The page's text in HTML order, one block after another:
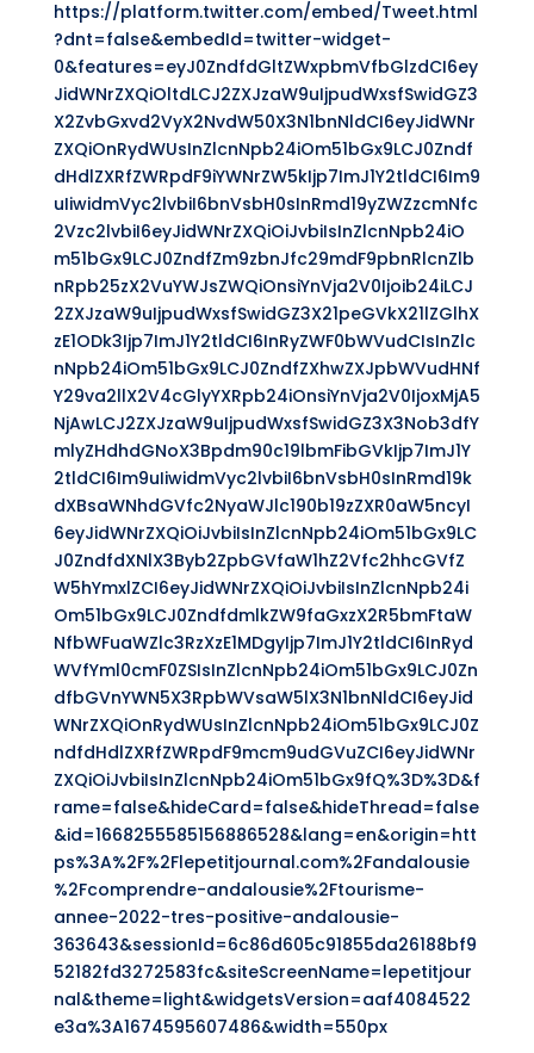
https://platform.twitter.com/embed/Tweet.html
?dnt=false&embedId=twitter-widget-
0&features=eyJ0ZndfdGltZWxpbmVfbGlzdCI6ey
JidWNrZXQiOltdLCJ2ZXJzaW9uIjpudWxsfSwidGZ3
X2ZvbGxvd2VyX2NvdW50X3N1bnNldCI6eyJidWNr
ZXQiOnRydWUsInZlcnNpb24iOm51bGx9LCJ0Zndf
dHdlZXRfZWRpdF9iYWNrZW5kIjp7ImJ1Y2tldCI6Im9
uIiwidmVyc2lvbiI6bnVsbH0sInRmd19yZWZzcmNfc
2Vzc2lvbiI6eyJidWNrZXQiOiJvbiIsInZlcnNpb24iO
m51bGx9LCJ0ZndfZm9zbnJfc29mdF9pbnRlcnZlb
nRpb25zX2VuYWJsZWQiOnsiYnVja2V0Ijoib24iLCJ
2ZXJzaW9uIjpudWxsfSwidGZ3X21peGVkX21lZGlhX
zE1ODk3Ijp7ImJ1Y2tldCI6InRyZWF0bWVudCIsInZlc
nNpb24iOm51bGx9LCJ0ZndfZXhwZXJpbWVudHNf
Y29va2llX2V4cGlyYXRpb24iOnsiYnVja2V0IjoxMjA5
NjAwLCJ2ZXJzaW9uIjpudWxsfSwidGZ3X3Nob3dfY
mlyZHdhdGNoX3Bpdm90c19lbmFibGVkIjp7ImJ1Y
2tldCI6Im9uIiwidmVyc2lvbiI6bnVsbH0sInRmd19k
dXBsaWNhdGVfc2NyaWJlc190b19zZXR0aW5ncyI
6eyJidWNrZXQiOiJvbiIsInZlcnNpb24iOm51bGx9LC
J0ZndfdXNlX3Byb2ZpbGVfaW1hZ2Vfc2hhcGVfZ
W5hYmxlZCI6eyJidWNrZXQiOiJvbiIsInZlcnNpb24i
Om51bGx9LCJ0ZndfdmlkZW9faGxzX2R5bmFtaW
NfbWFuaWZlc3RzXzE1MDgyIjp7ImJ1Y2tldCI6InRyd
WVfYml0cmF0ZSIsInZlcnNpb24iOm51bGx9LCJ0Zn
dfbGVnYWN5X3RpbWVsaW5lX3N1bnNldCI6eyJid
WNrZXQiOnRydWUsInZlcnNpb24iOm51bGx9LCJ0Z
ndfdHdlZXRfZWRpdF9mcm9udGVuZCI6eyJidWNr
ZXQiOiJvbiIsInZlcnNpb24iOm51bGx9fQ%3D%3D&f
rame=false&hideCard=false&hideThread=false
&id=1668255585156886528&lang=en&origin=htt
ps%3A%2F%2Flepetitjournal.com%2Fandalousie
%2Fcomprendre-andalousie%2Ftourisme-
annee-2022-tres-positive-andalousie-
363643&sessionId=6c86d605c91855da26188bf9
52182fd3272583fc&siteScreenName=lepetitjour
nal&theme=light&widgetsVersion=aaf4084522
e3a%3A1674595607486&width=550px